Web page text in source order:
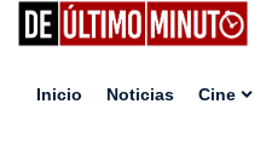
Inicio Noticias Cine